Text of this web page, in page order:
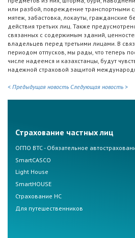
или разбой, повреждение транспортными
мятеж, забастовка, локауты, гражданские
действия третьих лиц. Также
связанных с содержимым зданий,
владельцев перед третьими лицами. В
периодом отпусков, мы рады, что теперь
числе надеемся и казахстанцы, будут
надежной страховой защитой
< Предыдущая новость Следующая новость >
Страхование частных лиц
ОГПО ВТС - Обязательное
SmartCASCO
Light House
SmartHOUSE
Страхование НС
Для путешественников